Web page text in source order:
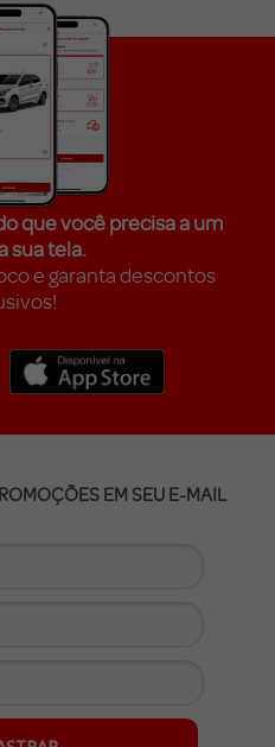
que você precisa a um
sua tela.
e garanta descontos
EM SEU E-MAIL